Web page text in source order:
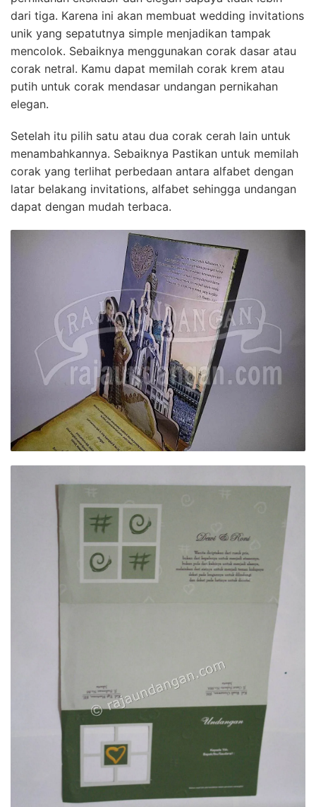
dari tiga. Karena ini akan membuat wedding invitations
unik yang sepatutnya simple menjadikan tampak
mencolok. Sebaiknya menggunakan corak dasar atau
corak netral. Kamu dapat memilah corak krem atau
putih untuk corak mendasar undangan pernikahan
elegan.
Setelah itu pilih satu atau dua corak cerah lain untuk
menambahkannya. Sebaiknya Pastikan untuk memilah
corak yang terlihat perbedaan antara alfabet dengan
latar belakang invitations, alfabet sehingga undangan
dapat dengan mudah terbaca.